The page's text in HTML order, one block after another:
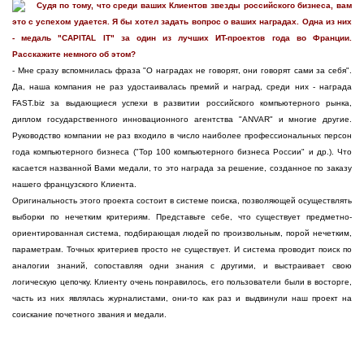
Судя по тому, что среди ваших Клиентов звезды российского бизнеса, вам
это с успехом удается. Я бы хотел задать вопрос о ваших наградах. Одна из них
- медаль "CAPITAL IT" за один из лучших ИT-проектов года во Франции.
Расскажите немного об этом?
- Мне сразу вспомнилась фраза "О наградах не говорят, они говорят сами за себя".
Да, наша компания не раз удостаивалась премий и наград, среди них - награда
FAST.biz за выдающиеся успехи в развитии российского компьютерного рынка,
диплом государственного инновационного агентства "ANVAR" и многие другие.
Руководство компании не раз входило в число наиболее профессиональных персон
года компьютерного бизнеса ("Top 100 компьютерного бизнеса России" и др.). Что
касается названной Вами медали, то это награда за решение, созданное по заказу
нашего французского Клиента.
Оригинальность этого проекта состоит в системе поиска, позволяющей осуществлять
выборки по нечетким критериям. Представьте себе, что существует предметно-
ориентированная система, подбирающая людей по произвольным, порой нечетким,
параметрам. Точных критериев просто не существует. И система проводит поиск по
аналогии знаний, сопоставляя одни знания с другими, и выстраивает свою
логическую цепочку. Клиенту очень понравилось, его пользователи были в восторге,
часть из них являлась журналистами, они-то как раз и выдвинули наш проект на
соискание почетного звания и медали.